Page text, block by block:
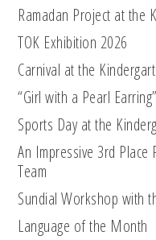
Ramadan Project at the
TOK Exhibition 2026
Carnival at the
“Girl with a Pearl Earring”
Sports Day at the
An Impressive 3rd Place
Team
Sundial Workshop with
Language of the Month